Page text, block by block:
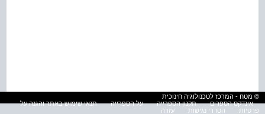
© מטח - המרכז לטכנולוגיה חינוכית
אינדקס הספרים
תקנון הספרייה על הספרייה
תנאי שימוש באתר והגנה על
פרטיות
הסדרי נגישות עזרה